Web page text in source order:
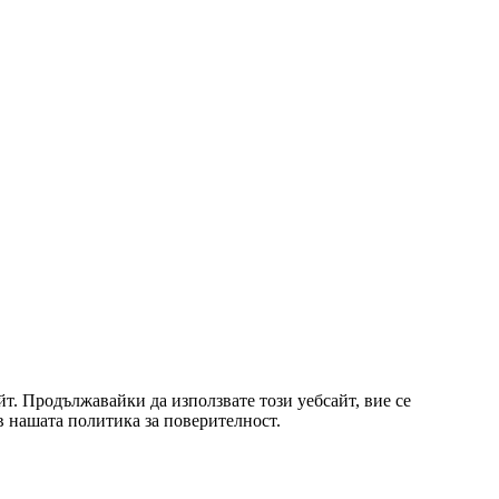
Продължавайки да използвате този уебсайт, вие се
нашата политика за поверителност.